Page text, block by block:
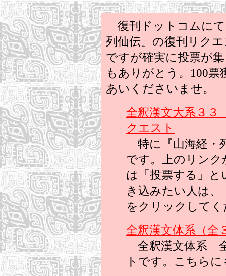
復刊ドットコムに
列仙伝』の復刊リク
ですが確実に投票が
もありがとう。100
あいくださいませ。
全釈漢文大系３３
クエスト
特に『山海経・
です。上のリン
は「投票する」
き込みたい人は
をクリックして
全釈漢文体系（全
全釈漢文体系
トです。こちら